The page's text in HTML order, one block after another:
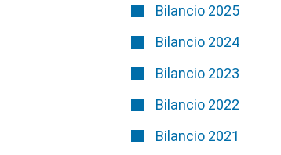
Bilancio 2025
Bilancio 2024
Bilancio 2023
Bilancio 2022
Bilancio 2021